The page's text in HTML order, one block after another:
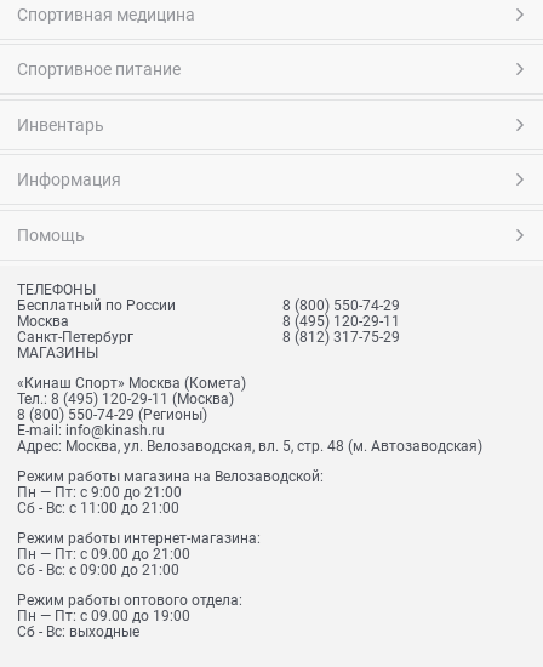
Спортивная медицина
Спортивное питание
Инвентарь
Информация
Помощь
ТЕЛЕФОНЫ
Бесплатный по России
8 (800) 550-74-29
Москва
8 (495) 120-29-11
Санкт-Петербург
8 (812) 317-75-29
МАГАЗИНЫ
«Кинаш Спорт» Москва (Комета)
Тел.: 8 (495) 120-29-11 (Москва)
8 (800) 550-74-29 (Регионы)
E-mail: info@kinash.ru
Адрес: Москва, ул. Велозаводская, вл. 5, стр. 48 (м. Автозаводская)
Режим работы магазина на Велозаводской:
Пн — Пт: с 9:00 до 21:00
Сб - Вс: с 11:00 до 21:00
Режим работы интернет-магазина:
Пн — Пт: с 09.00 до 21:00
Сб - Вс: с 09:00 до 21:00
Режим работы оптового отдела:
Пн — Пт: с 09.00 до 19:00
Сб - Вс: выходные